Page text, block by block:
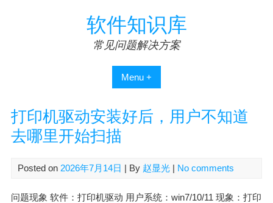
软件知识库
常见问题解决方案
Menu +
打印机驱动安装好后，用户不知道
去哪里开始扫描
Posted on 2026年7月14日 | By 赵显光| No comments
问题现象 软件：打印机驱动 用户系统：win7/10/11 现象：打印